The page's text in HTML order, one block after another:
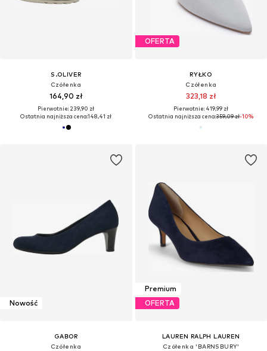
S.OLIVER
Czółenka
164,90 zł
Pierwotnie: 239,90 zł
Ostatnia najniższa cena:148,41 zł
OFERTA
RYŁKO
Czółenka
323,18 zł
Pierwotnie: 419,99 zł
Ostatnia najniższa cena:359,09 zł-10%
Nowość
GABOR
Czółenka
Premium
OFERTA
LAUREN RALPH LAUREN
Czółenka 'BARNSBURY'